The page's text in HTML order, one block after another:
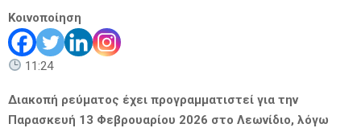
Κοινοποίηση
11:24
Διακοπή ρεύματος έχει προγραμματιστεί για την
Παρασκευή 13 Φεβρουαρίου 2026 στο Λεωνίδιο, λόγω